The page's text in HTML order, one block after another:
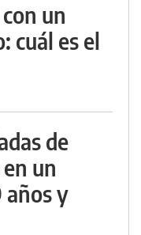
un
cuál es el
de
un
años y